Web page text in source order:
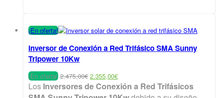
¡En oferta!
Inversor de Conexión a Red Trifásico SMA Sunny
Tripower 10Kw
¡En oferta! 2.475,00€ El
precio
original
2.355,00€El
precio
actual
Los Inversores de Conexión a Red Trifásicos